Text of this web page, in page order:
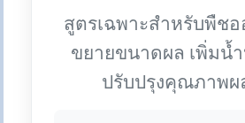
สูตรเฉพาะสำหรับพืช
ขยายขนาดผล เพิ่มน้
ปรับปรุงคุณภาพผ